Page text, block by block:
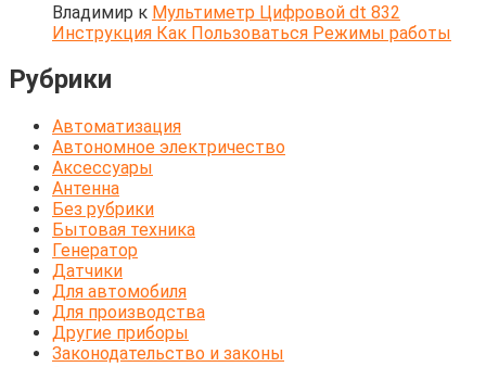
Владимир к Мультиметр Цифровой dt 832
Инструкция Как Пользоваться Режимы работы
Рубрики
Автоматизация
Автономное электричество
Аксессуары
Антенна
Без рубрики
Бытовая техника
Генератор
Датчики
Для автомобиля
Для производства
Другие приборы
Законодательство и законы